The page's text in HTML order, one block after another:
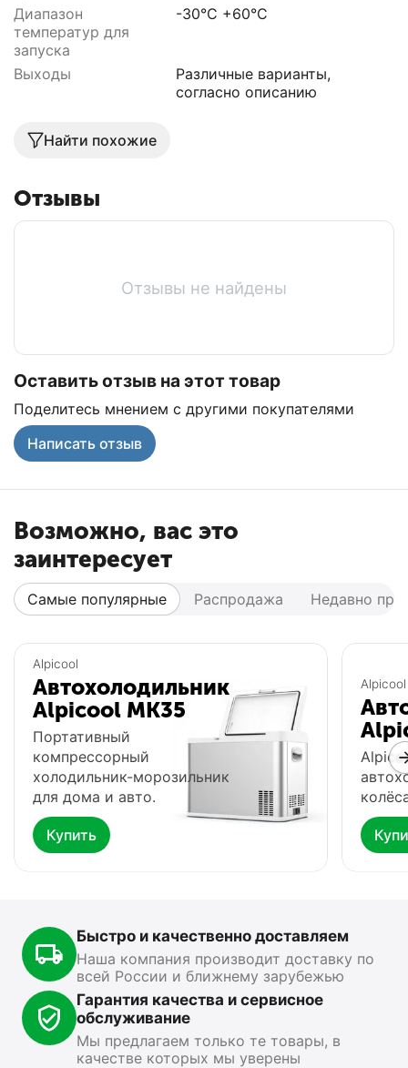
Диапазон
температур для
запуска
-30°С +60°С
Выходы
Различные варианты,
согласно описанию
Найти похожие
Отзывы
Отзывы не найдены
Оставить отзыв на этот товар
Поделитесь мнением с другими покупателями
Написать отзыв
Возможно, вас это
заинтересует
Самые популярные Распродажа Недавно
Популярный
Автохолодильник
15 499 00 ₽
Популярный
13 89000 ₽
Показать ещё
Alpicool
Автохолодильник
Alpicool MK35
Портативный
компрессорный
холодильник-морозильник
для дома и авто.
Купить
Alpicool
Быстро и качественно доставляем
Наша компания производит доставку по
всей России и ближнему зарубежью
Гарантия качества и сервисное
обслуживание
Мы предлагаем только те товары, в
качестве которых мы уверены